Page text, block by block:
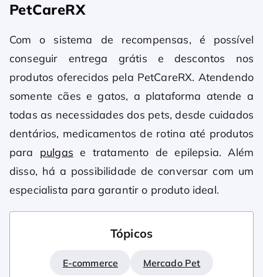
PetCareRX
Com o sistema de recompensas, é possível
conseguir entrega grátis e descontos nos
produtos oferecidos pela PetCareRX. Atendendo
somente cães e gatos, a plataforma atende a
todas as necessidades dos pets, desde cuidados
dentários, medicamentos de rotina até produtos
para pulgas e tratamento de epilepsia. Além
disso, há a possibilidade de conversar com um
especialista para garantir o produto ideal.
Tópicos
E-commerce Mercado Pet